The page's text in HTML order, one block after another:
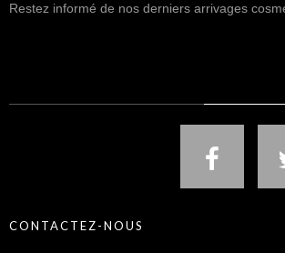
Restez informé de nos derniers arrivages
CONTACTEZ-NOUS